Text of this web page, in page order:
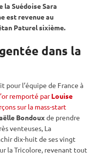
la Suédoise Sara
est revenue au
Paturel sixième.
dans la
pour l’équipe de France à
remporté parLouise
sur la mass-start
Bondouxde prendre
venteuses, La
dix-huit de ses vingt
la Tricolore, revenant tout